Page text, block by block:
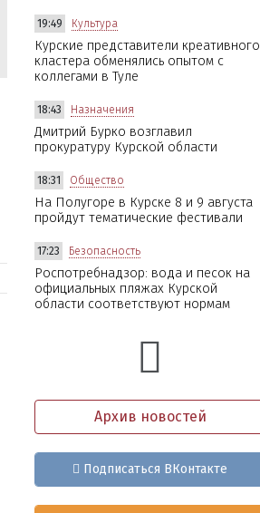
19:49 Культура
Курские представители креативного
кластера обменялись опытом с
коллегами в Туле
18:43 Назначения
Дмитрий Бурко возглавил
прокуратуру Курской области
18:31 Общество
На Полугоре в Курске 8 и 9 августа
пройдут тематические фестивали
17:23 Безопасность
Роспотребнадзор: вода и песок на
официальных пляжах Курской
области соответствуют нормам
Архив новостей
Подписаться ВКонтакте